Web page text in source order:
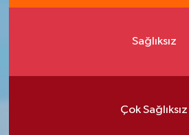
Sağlıksız
Çok Sağlıksız